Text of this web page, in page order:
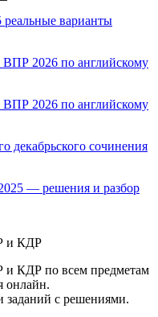
реальные варианты
ВПР 2026 по английскому
ВПР 2026 по английскому
декабрьского сочинения
— решения и разбор
и КДР
КДР по всем предметам
онлайн.
заданий с решениями.